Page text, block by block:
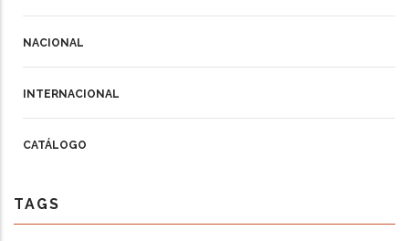
NACIONAL
INTERNACIONAL
CATÁLOGO
TAGS